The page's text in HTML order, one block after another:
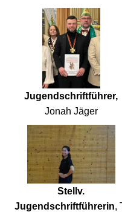
Jugendschriftführer,
Jonah Jäger
Stellv.
Jugendschriftführerin,